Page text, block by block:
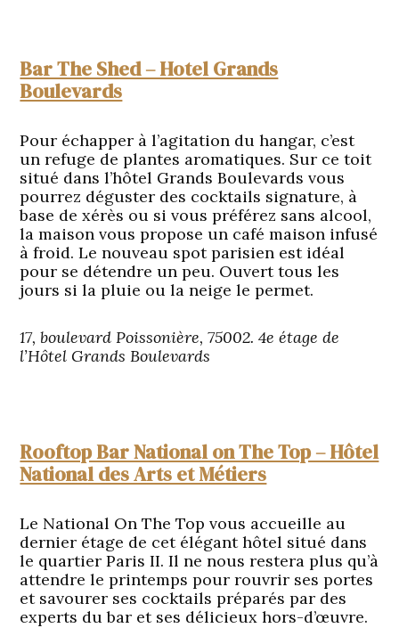
Bar The Shed – Hotel Grands
Boulevards
Pour échapper à l’agitation du hangar, c’est
un refuge de plantes aromatiques. Sur ce toit
situé dans l’hôtel Grands Boulevards vous
pourrez déguster des cocktails signature, à
base de xérès ou si vous préférez sans alcool,
la maison vous propose un café maison infusé
à froid. Le nouveau spot parisien est idéal
pour se détendre un peu. Ouvert tous les
jours si la pluie ou la neige le permet.
17, boulevard Poissonière, 75002. 4e étage de
l’Hôtel Grands Boulevards
Rooftop Bar National on The Top – Hôtel
National des Arts et Métiers
Le National On The Top vous accueille au
dernier étage de cet élégant hôtel situé dans
le quartier Paris II. Il ne nous restera plus qu’à
attendre le printemps pour rouvrir ses portes
et savourer ses cocktails préparés par des
experts du bar et ses délicieux hors-d’œuvre.